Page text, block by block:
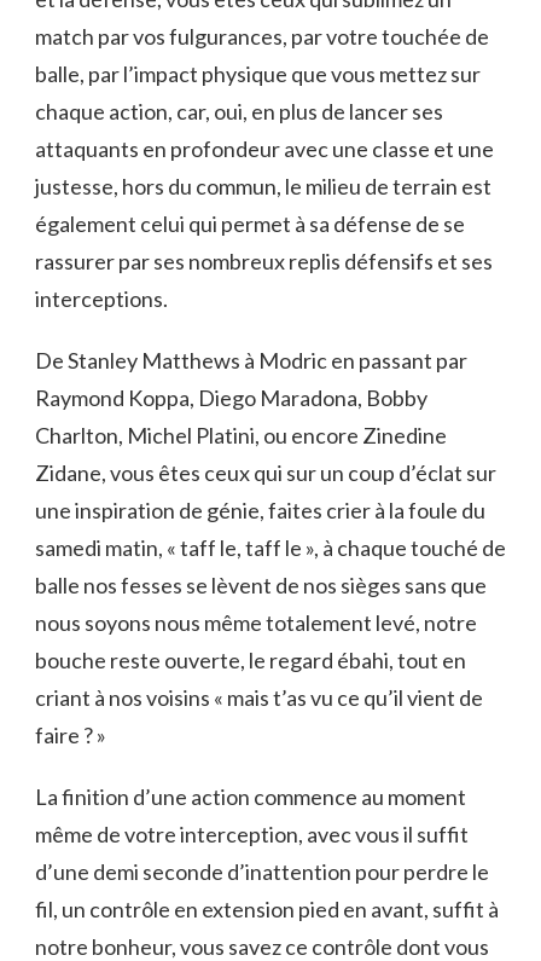
match par vos fulgurances, par votre touchée de
balle, par l’impact physique que vous mettez sur
chaque action, car, oui, en plus de lancer ses
attaquants en profondeur avec une classe et une
justesse, hors du commun, le milieu de terrain est
également celui qui permet à sa défense de se
rassurer par ses nombreux replis défensifs et ses
interceptions.
De Stanley Matthews à Modric en passant par
Raymond Koppa, Diego Maradona, Bobby
Charlton, Michel Platini, ou encore Zinedine
Zidane, vous êtes ceux qui sur un coup d’éclat sur
une inspiration de génie, faites crier à la foule du
samedi matin, « taff le, taff le », à chaque touché de
balle nos fesses se lèvent de nos sièges sans que
nous soyons nous même totalement levé, notre
bouche reste ouverte, le regard ébahi, tout en
criant à nos voisins « mais t’as vu ce qu’il vient de
faire ? »
La finition d’une action commence au moment
même de votre interception, avec vous il suffit
d’une demi seconde d’inattention pour perdre le
fil, un contrôle en extension pied en avant, suffit à
notre bonheur, vous savez ce contrôle dont vous